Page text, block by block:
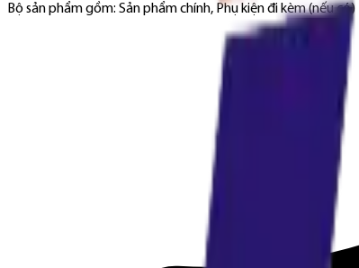
Bộ sản phẩm gồm: Sản phẩm chính, Phụ kiện đi kèm (nếu có)